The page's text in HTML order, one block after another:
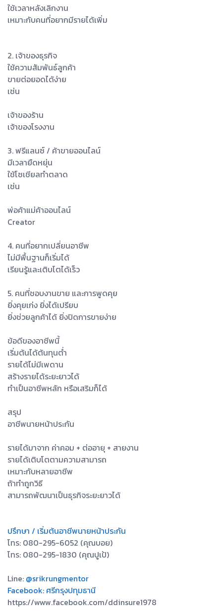
ใช้เวลาหลังเลิกงาน
เหมาะกับคนที่อยากมีรายได้เพิ่ม
2. เจ้าของธุรกิจ
ใช้ความสัมพันธ์ลูกค้า
ขายต่อยอดได้ง่าย
เช่น
เจ้าของร้าน
เจ้าของโรงงาน
3. ฟรีแลนซ์ / ค้าขายออนไลน์
มีเวลายืดหยุ่น
ใช้โซเชียลทำตลาด
เช่น
พ่อค้าแม่ค้าออนไลน์
Creator
4. คนที่อยากเปลี่ยนอาชีพ
ไม่มีพื้นฐานก็เริ่มได้
เรียนรู้และเติบโตได้เร็ว
5. คนที่ชอบงานขาย และการพูดคุย
ยิ่งคุยเก่ง ยิ่งได้เปรียบ
ยิ่งช่วยลูกค้าได้ ยิ่งปิดการขายง่าย
ข้อดีของอาชีพนี้
เริ่มต้นได้ต้นทุนต่ำ
รายได้ไม่มีเพดาน
สร้างรายได้ระยะยาวได้
ทำเป็นอาชีพหลัก หรือเสริมก็ได้
สรุป
อาชีพนายหน้าประกัน
รายได้มาจาก ค่าคอม + ต่ออายุ + สายงาน
รายได้เติบโตตามความสามารถ
เหมาะกับหลายอาชีพ
ถ้าทำถูกวิธี
สามารถพัฒนาเป็นธุรกิจระยะยาวได้
ปรึกษา / เริ่มต้นอาชีพนายหน้าประกัน
โทร: 080-295-6052 (คุณบอย)
โทร: 080-295-1830 (คุณปูเป้)
Line: @srikrungmentor
Facebook: ศรีกรุงปทุมธานี
https://www.facebook.com/ddinsure1978